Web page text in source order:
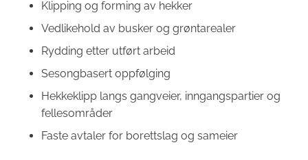
Klipping og forming av hekker
Vedlikehold av busker og grøntarealer
Rydding etter utført arbeid
Sesongbasert oppfølging
Hekkeklipp langs gangveier, inngangspartier og
fellesområder
Faste avtaler for borettslag og sameier